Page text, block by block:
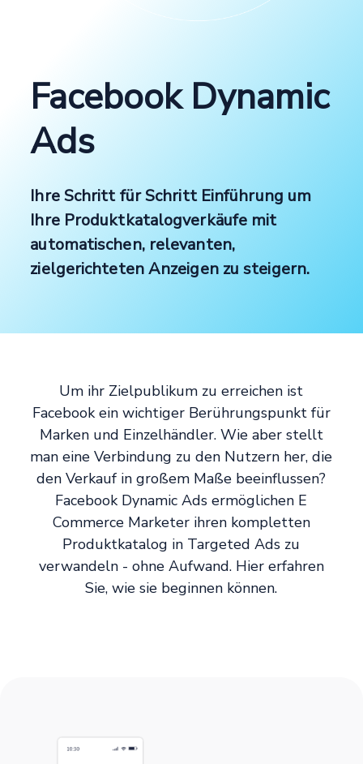
Facebook Dynamic
Ads
Ihre Schritt für Schritt Einführung um
Ihre Produktkatalogverkäufe mit
automatischen, relevanten,
zielgerichteten Anzeigen zu steigern.
Um ihr Zielpublikum zu erreichen ist
Facebook ein wichtiger Berührungspunkt für
Marken und Einzelhändler. Wie aber stellt
man eine Verbindung zu den Nutzern her, die
den Verkauf in großem Maße beeinflussen?
Facebook Dynamic Ads ermöglichen E
Commerce Marketer ihren kompletten
Produktkatalog in Targeted Ads zu
verwandeln - ohne Aufwand. Hier erfahren
Sie, wie sie beginnen können.